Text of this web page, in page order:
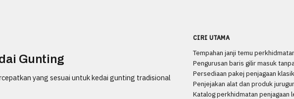
Gunting
yang sesuai untuk kedai gunting tradisional
CIRI UTAMA
Tempahan janji temu
Pengurusan baris gilir masuk
Persediaan pakej penjagaan klasik
Penjejakan alat dan produk
Katalog perkhidmatan penjagaan